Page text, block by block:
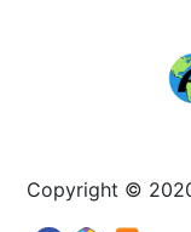
Copyright ©